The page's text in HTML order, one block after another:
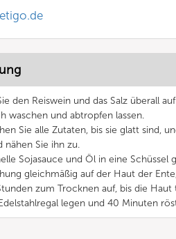
den Reiswein und das Salz überall
waschen und abtropfen lassen.
Sie alle Zutaten, bis sie glatt sind,
nähen Sie ihn zu.
Sojasauce und Öl in eine
gleichmäßig auf der Haut der
zum Trocknen auf, bis die Haut
legen und 40 Minuten